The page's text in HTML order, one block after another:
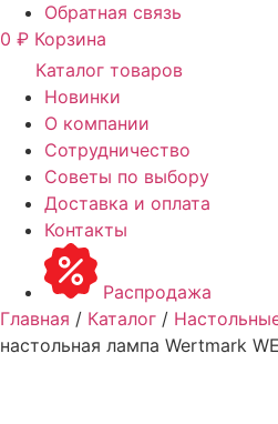
Обратная связь
0 ₽ Корзина
Каталог товаров
Новинки
О компании
Сотрудничество
Советы по выбору
Доставка и оплата
Контакты
Распродажа
Главная / Каталог /
настольная лампа Wertmark